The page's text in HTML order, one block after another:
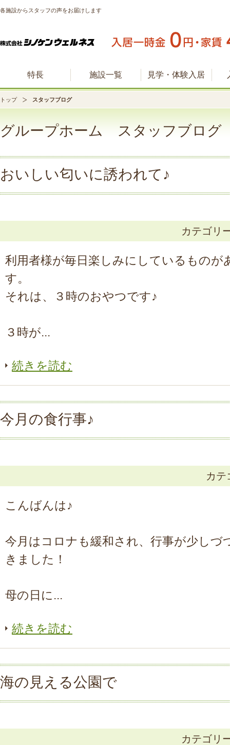
各施設からスタッフの声をお届けします
特長 施設一覧 見学・体験入居
トップ スタッフブログ
グループホーム スタッフブログ
おいしい匂いに誘われて♪
カテゴリ
利用者様が毎日楽しみにしているものが
す。
それは、３時のおやつです♪
３時が...
続きを読む
今月の食行事♪
カ
こんばんは♪
今月はコロナも緩和され、行事が少しづ
きました！
母の日に...
続きを読む
海の見える公園で
カテゴリ